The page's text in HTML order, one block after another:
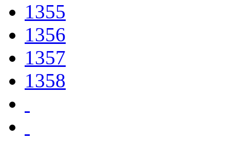
1355
1356
1357
1358